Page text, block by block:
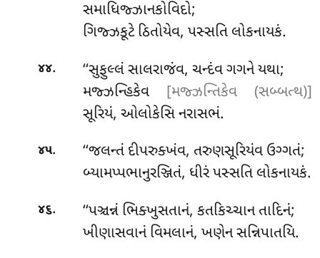
સમાધિજ્ઝાનકોવિદો;
ગિજ્ઝકૂટે ઠિતોયેવ, પસ્સતિ લોકનાયકં.
૪૪.
‘‘સુફુલ્લં સાલરાજંવ, ચન્દંવ ગગને યથા;
મજ્ઝન્હિકેવ [મજ્ઝન્તિકેવ (સબ્બત્થ)]
સૂરિયં, ઓલોકેસિ નરાસભં.
૪૫.
‘‘જલન્તં દીપરુક્ખંવ, તરુણસૂરિયંવ ઉગ્ગતં;
બ્યામપ્પભાનુરઞ્જિતં, ધીરં પસ્સતિ લોકનાયકં.
૪૬.
‘‘પઞ્ચન્નં ભિક્ખુસતાનં, કતકિચ્ચાન તાદિનં;
ખીણાસવાનં વિમલાનં, ખણેન સન્નિપાતયિ.